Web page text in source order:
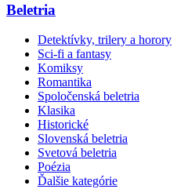
Beletria
Detektívky, trilery a horory
Sci-fi a fantasy
Komiksy
Romantika
Spoločenská beletria
Klasika
Historické
Slovenská beletria
Svetová beletria
Poézia
Ďalšie kategórie